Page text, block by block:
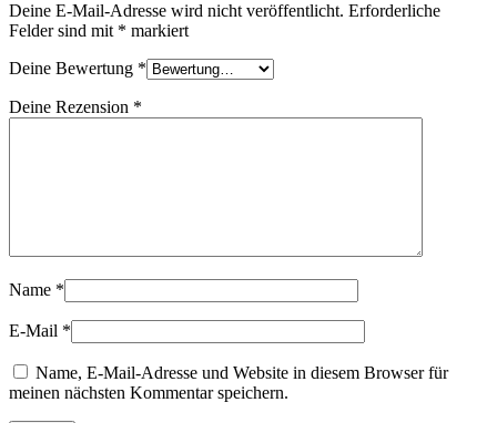
Deine E-Mail-Adresse wird nicht veröffentlicht. Erforderliche
Felder sind mit * markiert
Deine Bewertung *
Deine Rezension *
Name *
E-Mail *
Name, E-Mail-Adresse und Website in diesem Browser für
meinen nächsten Kommentar speichern.